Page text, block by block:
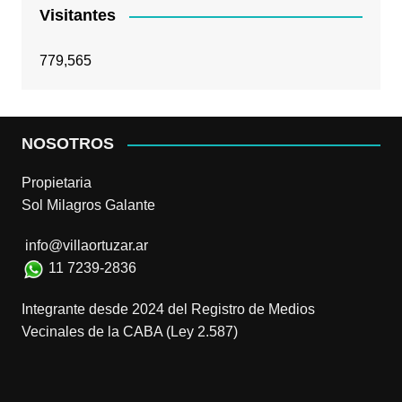
Visitantes
779,565
NOSOTROS
Propietaria
Sol Milagros Galante
info@villaortuzar.ar
11 7239-2836
Integrante desde 2024 del Registro de Medios
Vecinales de la CABA (Ley 2.587)